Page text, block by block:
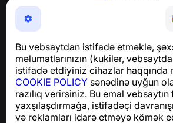
Bu vebsaytdan istifadə etməklə,
məlumatlarınızın (kukilər,
istifadə etdiyiniz cihazlar haqqında
COOKIE POLICY sənədinə uyğun
razılıq verirsiniz. Bu emal
yaxşılaşdırmağa, istifadəçi
və reklamları idarə etməyə kömək
NumBuster © 2013—2026 ·
Telefon fırıldaqlarından, spam və
GDPR uyğunluğu ilə bağlı suallar
support@numbuster.com
Yardım Mərkəzi
Xəbərlər və Məqalələr